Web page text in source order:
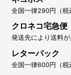
全国一律290円（税
クロネコ宅急便
発送先により送料が
レターパック
全国一律600円（税